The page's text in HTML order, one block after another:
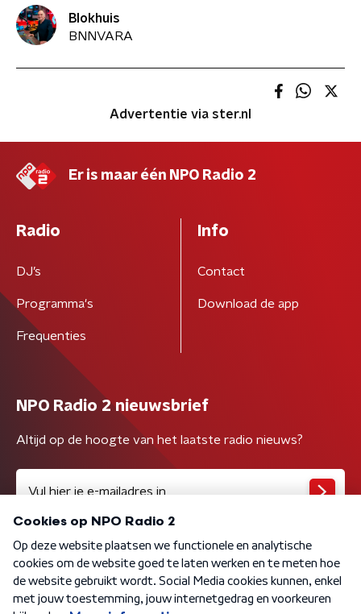
Blokhuis
BNNVARA
Advertentie via ster.nl
Er is maar één NPO Radio 2
Radio
DJ’s
Programma's
Frequenties
Info
Contact
Download de app
NPO Radio 2 nieuwsbrief
Altijd op de hoogte van het laatste radio nieuws?
Algemene voorwaarden